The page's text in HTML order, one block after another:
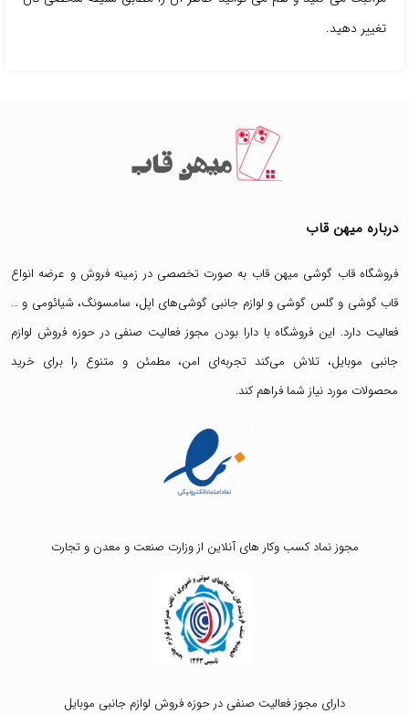
تغییر دهید.
درباره میهن قاب
فروشگاه قاب گوشی میهن قاب به صورت تخصصی در زمینه فروش و عرضه انواع
قاب گوشی وگلس گوشی و لوازم جانبی گوشی‌های اپل، سامسونگ، شیائومی و …
فعالیت دارد. این فروشگاه با دارا بودن مجوز فعالیت صنفی در حوزه فروش لوازم
جانبی موبایل، تلاش می‌کند تجربه‌ای امن، مطمئن و متنوع را برای خرید
محصولات مورد نیاز شما فراهم کند.
مجوز نماد کسب وکار های آنلاین از وزارت صنعت و معدن و تجارت
دارای مجوز فعالیت صنفی در حوزه فروش لوازم جانبی موبایل